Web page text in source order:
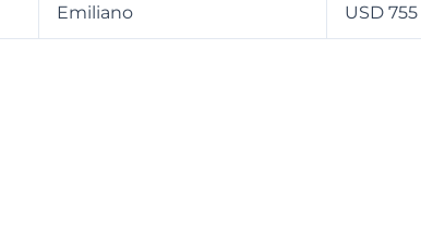
Emiliano USD 755